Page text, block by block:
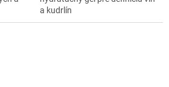
a kudrlín